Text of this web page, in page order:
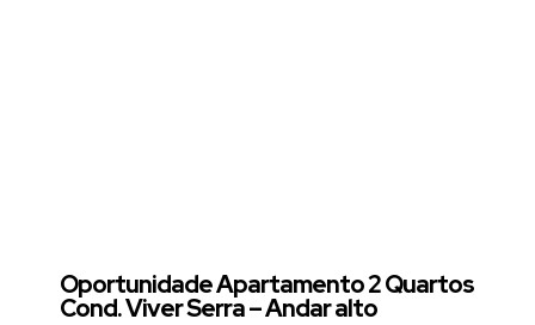
Oportunidade Apartamento 2 Quartos
Cond. Viver Serra – Andar alto